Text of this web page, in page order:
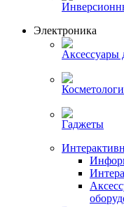
Электроника
Аксессуары
Гаджеты